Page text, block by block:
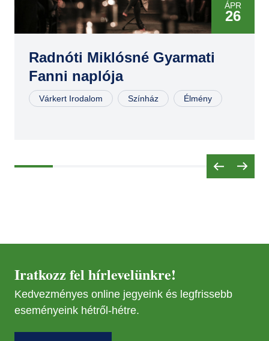
ÁPR
26
Radnóti Miklósné Gyarmati
Fanni naplója
Várkert Irodalom Színház Élmény
Iratkozz fel hírlevelünkre!
Kedvezményes online jegyeink és legfrissebb
eseményeink hétről-hétre.